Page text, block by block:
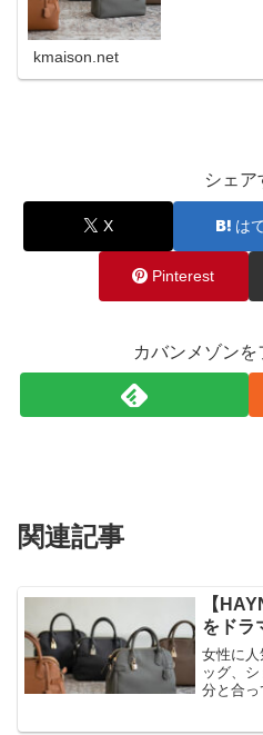
kmaison.net
シェア
X は
Pinterest
カバンメゾンを
関連記事
【
をドラ
女性に
ッグ、
分と合っ
マ衣装
で年齢